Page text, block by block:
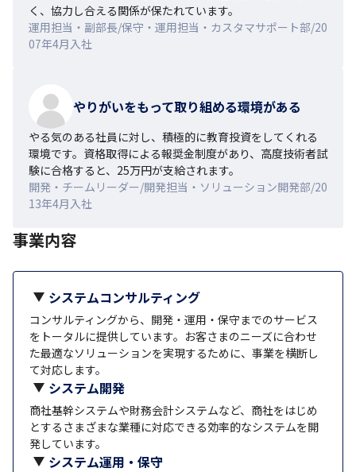
く、協力し合える関係が保たれています。
運用担当・副部長/保守・運用担当・カスタマサポート部/20
07年4月入社
やりがいをもって取り組める環境がある
やる気のある社員に対し、積極的に教育投資をしてくれる
環境です。資格取得による報奨金制度があり、高度技術者試
験に合格すると、25万円が支給されます。
開発・チームリーダー/開発担当・ソリューション開発部/20
13年4月入社
事業内容
システムコンサルティング
コンサルティングから、開発・運用・保守までのサービス
をトータルに提供しています。お客さまのニーズに合わせ
た最適なソリューションを実現するために、事業を横断し
て対応します。
システム開発
商社基幹システムや財務会計システムなど、商社をはじめ
とするさまざまな業種に対応できる効率的なシステムを開
発しています。
システム運用・保守